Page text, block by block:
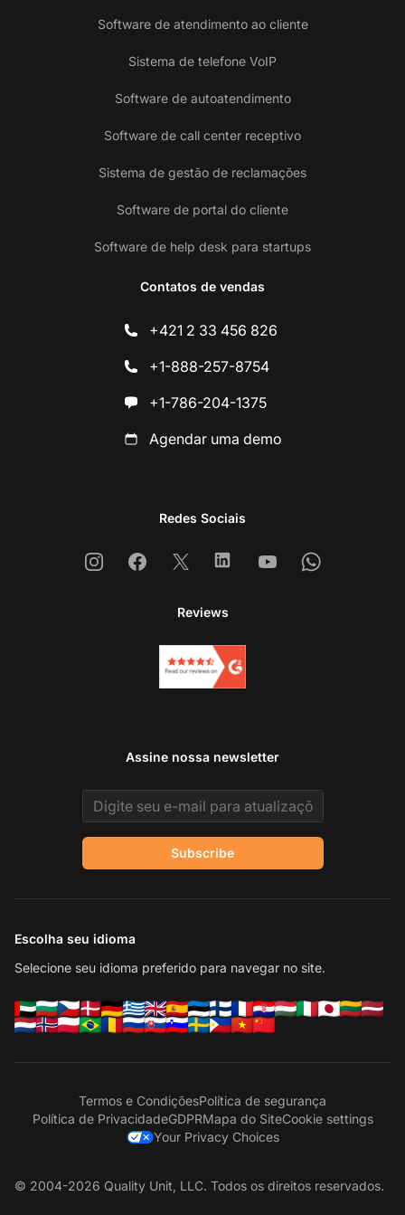
Software de atendimento ao cliente
Sistema de telefone VoIP
Software de autoatendimento
Software de call center receptivo
Sistema de gestão de reclamações
Software de portal do cliente
Software de help desk para startups
Contatos de vendas
+421 2 33 456 826
+1-888-257-8754
+1-786-204-1375
Agendar uma demo
Redes Sociais
InstagramFacebook
X LinkedinYoutubeWhatsapp
Reviews
Assine nossa newsletter
Email address
Subscribe
Escolha seu idioma
Selecione seu idioma preferido para navegar no site.
Termos e CondiçõesPolítica de segurança
Política de PrivacidadeGDPRMapa do SiteCookie settings
Your Privacy Choices
© 2004-2026 Quality Unit, LLC. Todos os direitos reservados.